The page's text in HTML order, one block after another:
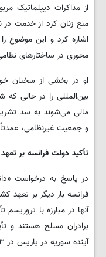
از مذاکرات دیپلماتیک
منع زنان کرد از خدمت
اشاره کرد و این موضوع
محوری در ساختارهای
او در بخشی از سخنان
بین‌المللی را در حالی که
مالی می‌شوند به سد
و جمعیت غیرنظامی،
تأکید دولت فرانسه بر
در پاسخ به درخواست
فرانسه بار دیگر بر
آنها در مبارزه با
برادران مسلح هستند و
آینده سوریه در پاریس در ۱۳ فوریه دعوت خواهند شد.